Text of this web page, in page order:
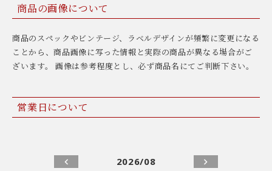
商品の画像について
商品のスペックやビンテージ、ラベルデザインが頻繁に変更になる
ことから、商品画像に写った情報と実際の商品が異なる場合がご
ざいます。 画像は参考程度とし、必ず商品名にてご判断下さい。
営業日について
2026/08